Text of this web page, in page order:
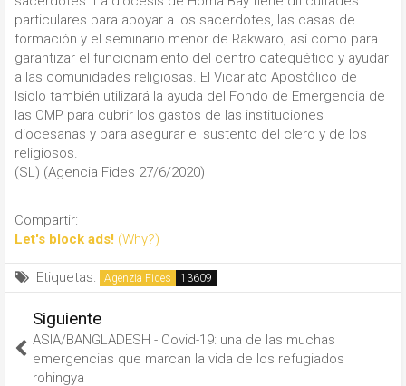
particulares para apoyar a los sacerdotes, las casas de
formación y el seminario menor de Rakwaro, así como para
garantizar el funcionamiento del centro catequético y ayudar
a las comunidades religiosas. El Vicariato Apostólico de
Isiolo también utilizará la ayuda del Fondo de Emergencia de
las OMP para cubrir los gastos de las instituciones
diocesanas y para asegurar el sustento del clero y de los
religiosos.
(SL) (Agencia Fides 27/6/2020)
Compartir:
Let's block ads! (Why?)
Etiquetas: Agenzia Fides
Siguiente
ASIA/BANGLADESH - Covid-19: una de las muchas
emergencias que marcan la vida de los refugiados
rohingya